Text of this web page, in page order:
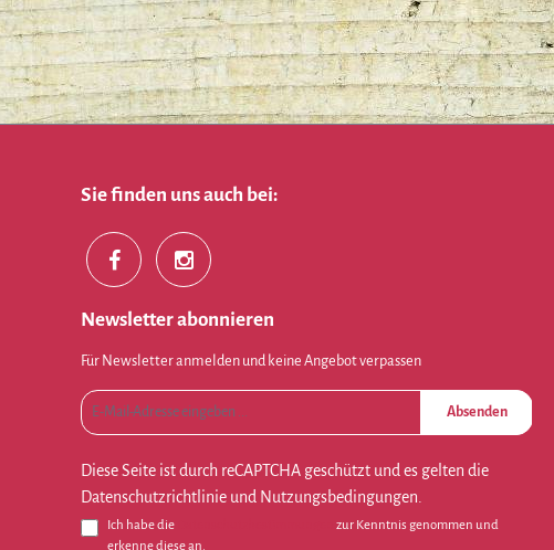
Sie finden uns auch bei:
Newsletter abonnieren
Für Newsletter anmelden und keine Angebot verpassen
Absenden
Diese Seite ist durch reCAPTCHA geschützt und es gelten die
Datenschutzrichtlinie und Nutzungsbedingungen
Ich habe die
zur Kenntnis genommen und
erkenne diese an.